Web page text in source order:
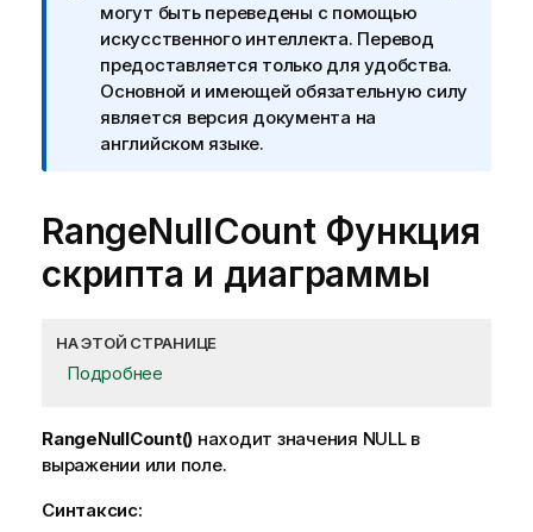
могут быть переведены с помощью
искусственного интеллекта. Перевод
предоставляется только для удобства.
Основной и имеющей обязательную силу
является версия документа на
английском языке.
RangeNullCountФункция
скрипта и диаграммы
НА ЭТОЙ СТРАНИЦЕ
Подробнее
RangeNullCount() находит значения NULLв
выражении или поле.
Синтаксис: